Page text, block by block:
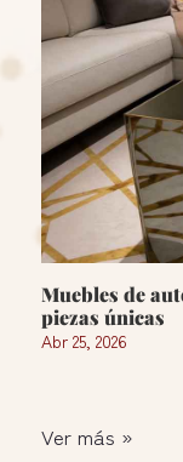
Muebles de
piezas únicas
Abr 25, 2026
Ver más »